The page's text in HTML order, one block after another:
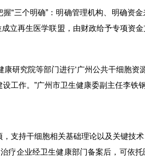
三个明确”：明确管理机构、明确资金
再生医学联盟，由财政给予专项资
究院等部门进行‘广州公共干细胞资
工作。”广州市卫生健康委副主任李铁
支持干细胞相关基础理论以及关键技术
企业经卫生健康部门备案后，可依